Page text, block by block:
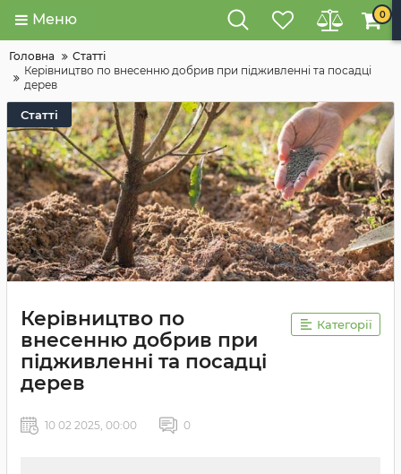
Меню 0
Головна
Статті
Керівництво по внесенню добрив при підживленні та посадці
дерев
Статті
Керівництво по
внесенню добрив при
підживленні та посадці
дерев
Категорії
10 02 2025, 00:00 0